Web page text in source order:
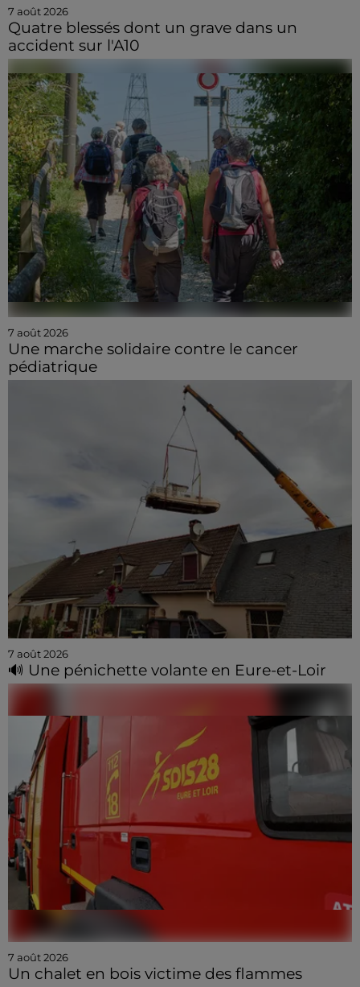
7 août 2026
Quatre blessés dont un grave dans un
accident sur l'A10
7 août 2026
Une marche solidaire contre le cancer
pédiatrique
7 août 2026
🔊 Une pénichette volante en Eure-et-Loir
7 août 2026
Un chalet en bois victime des flammes